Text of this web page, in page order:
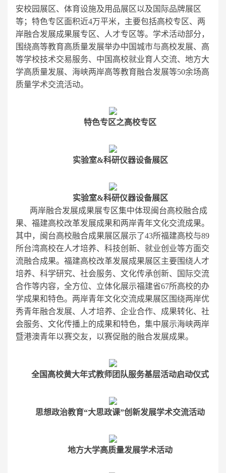
安校园展区、体育设施及用品展区以及国际品牌展区
等；特色专区面积近4万平米，主要包括高校专区、两
岸融合发展成果展专区、人才专区等。学术活动部分，
围绕高等教育高质量发展举办中国城市与高校发展、高
等学校技术交易服务、中国高校就业育人交流、地方大
学高质量发展、海峡两岸高等教育融合发展等50余场高
质量学术交流活动。
特色专区之高校专区
实验室&科研仪器设备展区
实验室&科研仪器设备展区
两岸融合发展成果展专区集中体现闽台高校融合成
果、福建高校改革发展成果和两岸青年文化交流成果。
其中，闽台高校融合成果展区展示了43所福建高校与89
所台湾高校在人才培养、科技创新、就业创业等方面交
流融合成果。福建高校改革发展成果展区主要围绕人才
培养、科学研究、社会服务、文化传承创新、国际交流
合作等内容，全方位、立体化展示福建省67所高校的办
学成果和特色。两岸青年文化交流成果展区围绕两岸优
秀青年融合发展、人才培养、企业合作、成果转化、社
会服务、文化传播上的成果和特色，集中展示海峡两岸
暨港澳⻘年以赛交友，以赛促融的融合发展成果。
全国高校黄大年式教师团队服务基层活动启动仪式
思想政治教育“大思政课”创新发展学术交流活动
地方大学高质量发展学术活动